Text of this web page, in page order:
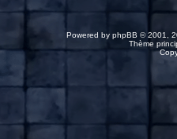
Powered by phpBB © 2001,
Thème